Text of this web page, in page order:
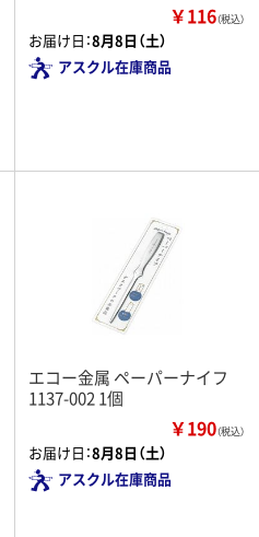
￥116（税込）
お届け日：8月8日（土）
アスクル在庫商品
エコー金属 ペーパーナイフ
1137-002 1個
￥190（税込）
お届け日：8月8日（土）
アスクル在庫商品